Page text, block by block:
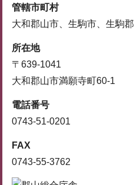
管轄市町村
大和郡山市、生駒市、生駒郡
所在地
〒639-1041
大和郡山市満願寺町60-1
電話番号
0743-51-0201
FAX
0743-55-3762